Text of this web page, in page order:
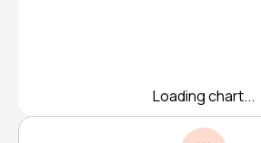
Loading chart...